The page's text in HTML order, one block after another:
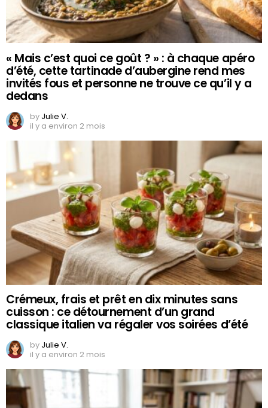
« Mais c’est quoi ce goût ? » : à chaque apéro
d’été, cette tartinade d’aubergine rend mes
invités fous et personne ne trouve ce qu’il y a
dedans
by Julie V.
il y a environ 2 mois
Crémeux, frais et prêt en dix minutes sans
cuisson : ce détournement d’un grand
classique italien va régaler vos soirées d’été
by Julie V.
il y a environ 2 mois